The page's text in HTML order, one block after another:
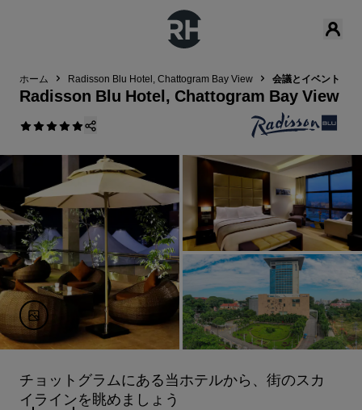
ホーム Radisson Blu Hotel, Chattogram Bay View ‌会議とイベント
Radisson Blu Hotel, Chattogram Bay View
チョットグラムにある当ホテルから、街のスカ
イラインを眺めましょう